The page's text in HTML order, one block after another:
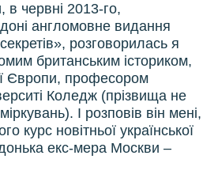
в червні 2013-го,
англомовне видання
розговорилась я
британським істориком,
Європи, професором
Коледж (прізвища не
І розповів він мені,
курс новітньої української
донька екс-мера Москви –